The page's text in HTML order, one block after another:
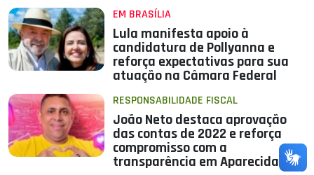
EM BRASÍLIA
Lula manifesta apoio à
candidatura de Pollyanna e
reforça expectativas para sua
atuação na Câmara Federal
RESPONSABILIDADE FISCAL
João Neto destaca aprovação
das contas de 2022 e reforça
compromisso com a
transparência em Aparecida